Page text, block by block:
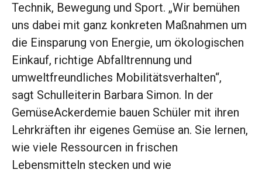
Technik, Bewegung und Sport. „Wir bemühen
uns dabei mit ganz konkreten Maßnahmen um
die Einsparung von Energie, um ökologischen
Einkauf, richtige Abfalltrennung und
umweltfreundliches Mobilitätsverhalten“,
sagt Schulleiterin Barbara Simon. In der
GemüseAckerdemie bauen Schüler mit ihren
Lehrkräften ihr eigenes Gemüse an. Sie lernen,
wie viele Ressourcen in frischen
Lebensmitteln stecken und wie